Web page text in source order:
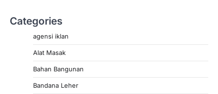
Categories
agensi iklan
Alat Masak
Bahan Bangunan
Bandana Leher